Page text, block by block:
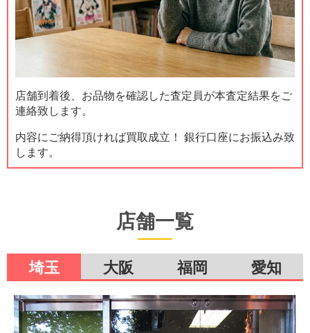
店舗到着後、お品物を確認した査定員が本査定結果をご
連絡致します。
内容にご納得頂ければ買取成立！ 銀行口座にお振込み致
します。
店舗一覧
埼玉 大阪 福岡 愛知